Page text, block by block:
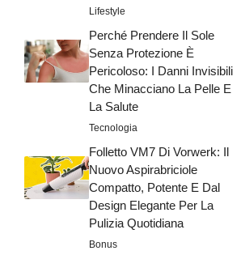
Lifestyle
Perché Prendere Il Sole
Senza Protezione È
Pericoloso: I Danni Invisibili
Che Minacciano La Pelle E
La Salute
Tecnologia
Folletto VM7 Di Vorwerk: Il
Nuovo Aspirabriciole
Compatto, Potente E Dal
Design Elegante Per La
Pulizia Quotidiana
Bonus